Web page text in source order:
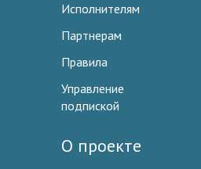
Исполнителям
Партнерам
Правила
Управление
подпиской
О проекте